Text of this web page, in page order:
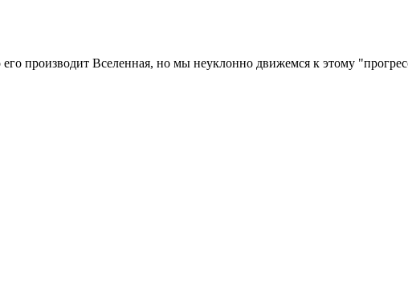
производит Вселенная, но мы неуклонно движемся к этому